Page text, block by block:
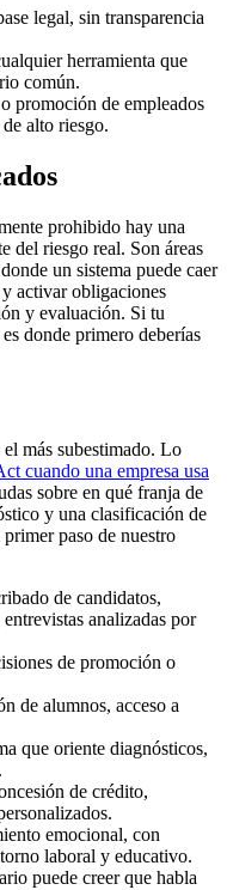
legal, sin transparencia
herramienta que
común.
promoción de empleados
de alto riesgo.
prohibido hay una
del riesgo real. Son áreas
un sistema puede caer
activar obligaciones
y evaluación. Si tu
donde primero deberías
más subestimado. Lo
cuando una empresa usa
sobre en qué franja de
y una clasificación de
paso de nuestro
de candidatos,
analizadas por
de promoción o
de alumnos, acceso a
que oriente diagnósticos,
de crédito,
emocional, con
laboral y educativo.
puede creer que habla